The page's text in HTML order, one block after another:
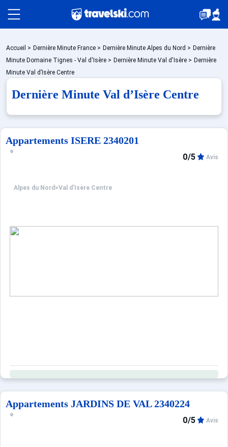
Packages
Sites CSE & Groupes
Accueil > Dernière Minute France > Dernière Minute Alpes du Nord > Dernière
Minute Domaine Tignes - Val d'Isère > Dernière Minute Val d'Isère > Dernière
Minute Val d’Isère Centre
Dernière Minute Val d’Isère Centre
Appartements ISERE 2340201
Alpes du Nord >Val d’Isère Centre
0/5 Avis
Appartements JARDINS DE VAL 2340224
0/5 Avis